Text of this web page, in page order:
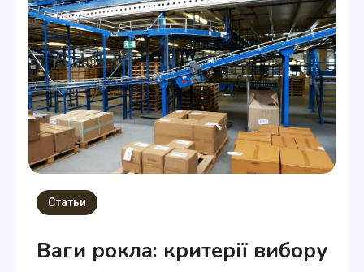
Статьи
Ваги рокла: критерії вибору